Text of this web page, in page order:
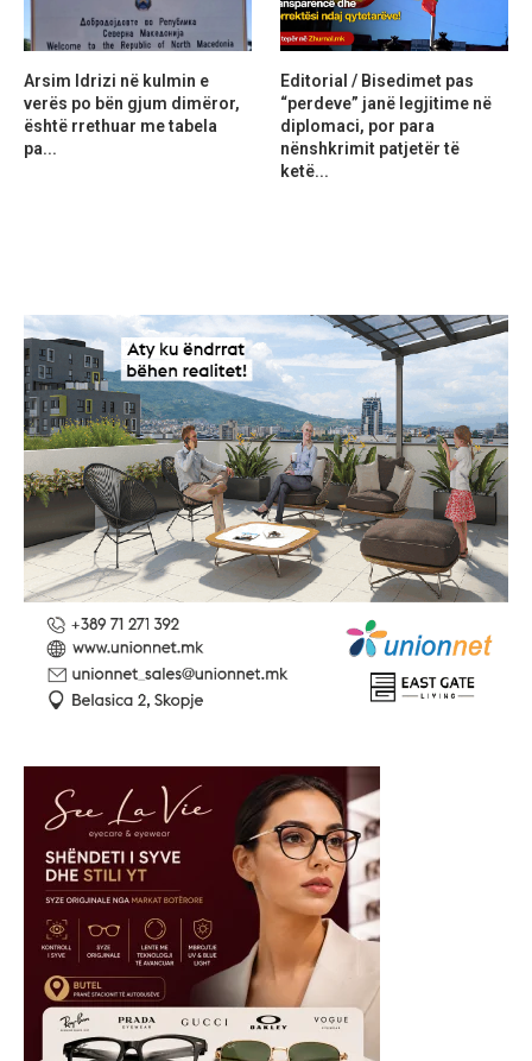
Arsim Idrizi në kulmin e
verës po bën gjum dimëror,
është rrethuar me tabela
pa...
Editorial / Bisedimet pas
“perdeve” janë legjitime në
diplomaci, por para
nënshkrimit patjetër të
ketë...